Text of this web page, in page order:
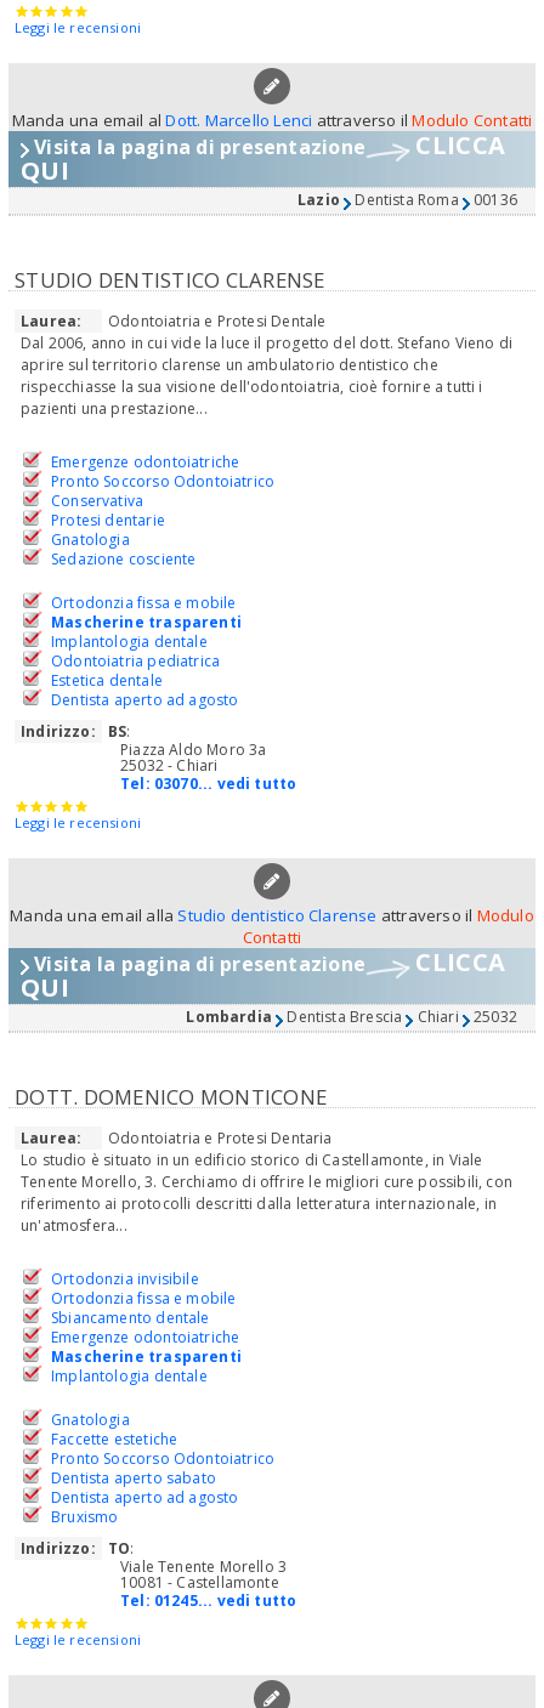
Leggi le recensioni
Manda una email alDott. Marcello Lenci attraverso ilModulo Contatti
Visita la pagina di presentazione CLICCA
QUI
Lazio Dentista Roma 00136
STUDIO DENTISTICO CLARENSE
Laurea:
Odontoiatria e Protesi Dentale
Dal 2006, anno in cui vide la luce il progetto del dott. Stefano Vieno di
aprire sul territorio clarense un ambulatorio dentistico che
rispecchiasse la sua visione dell'odontoiatria, cioè fornire a tutti i
pazienti una prestazione...
Emergenze odontoiatriche
Pronto Soccorso Odontoiatrico
Conservativa
Protesi dentarie
Gnatologia
Sedazione cosciente
Ortodonzia fissa e mobile
Mascherine trasparenti
Implantologia dentale
Odontoiatria pediatrica
Estetica dentale
Dentista aperto ad agosto
Indirizzo:
BS:
Piazza Aldo Moro 3a
25032 - Chiari
Tel: 03070... vedi tutto
Leggi le recensioni
Manda una email alla Studio dentistico Clarense attraverso il Modulo
Contatti
Visita la pagina di presentazione CLICCA
QUI
Lombardia Dentista Brescia Chiari 25032
DOTT. DOMENICO MONTICONE
Laurea:
Odontoiatria e Protesi Dentaria
Lo studio è situato in un edificio storico di Castellamonte, in Viale
Tenente Morello, 3. Cerchiamo di offrire le migliori cure possibili, con
riferimento ai protocolli descritti dalla letteratura internazionale, in
un'atmosfera...
Ortodonzia invisibile
Ortodonzia fissa e mobile
Sbiancamento dentale
Emergenze odontoiatriche
Mascherine trasparenti
Implantologia dentale
Gnatologia
Faccette estetiche
Pronto Soccorso Odontoiatrico
Dentista aperto sabato
Dentista aperto ad agosto
Bruxismo
Indirizzo:
TO:
Viale Tenente Morello 3
10081 - Castellamonte
Tel: 01245... vedi tutto
Leggi le recensioni